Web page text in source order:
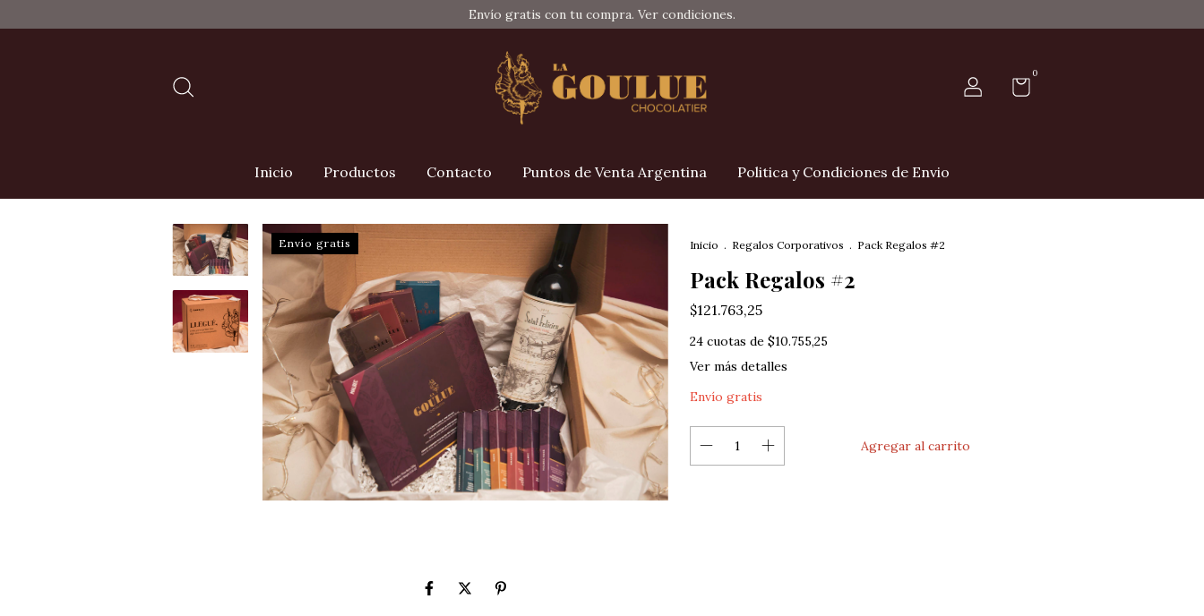
Envío gratis con tu compra. Ver condiciones.
0
Inicio Productos Contacto Puntos de Venta Argentina Politica y Condiciones de Envio
Envío gratis Inicio . Regalos Corporativos . Pack Regalos #2
Pack Regalos #2
$121.763,25
24 cuotas de $10.755,25
Ver más detalles
Envío gratis